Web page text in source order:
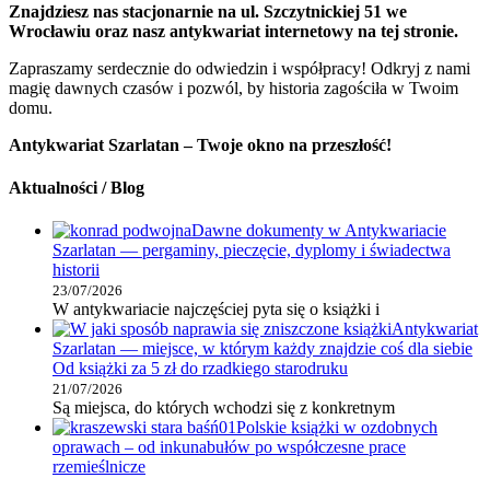
Znajdziesz nas stacjonarnie na ul. Szczytnickiej 51 we
Wrocławiu oraz nasz antykwariat internetowy na tej stronie.
Zapraszamy serdecznie do odwiedzin i współpracy! Odkryj z nami
magię dawnych czasów i pozwól, by historia zagościła w Twoim
domu.
Antykwariat Szarlatan – Twoje okno na przeszłość!
Aktualności / Blog
Dawne dokumenty w Antykwariacie
Szarlatan — pergaminy, pieczęcie, dyplomy i świadectwa
historii
23/07/2026
W antykwariacie najczęściej pyta się o książki i
Antykwariat
Szarlatan — miejsce, w którym każdy znajdzie coś dla siebie
Od książki za 5 zł do rzadkiego starodruku
21/07/2026
Są miejsca, do których wchodzi się z konkretnym
Polskie książki w ozdobnych
oprawach – od inkunabułów po współczesne prace
rzemieślnicze